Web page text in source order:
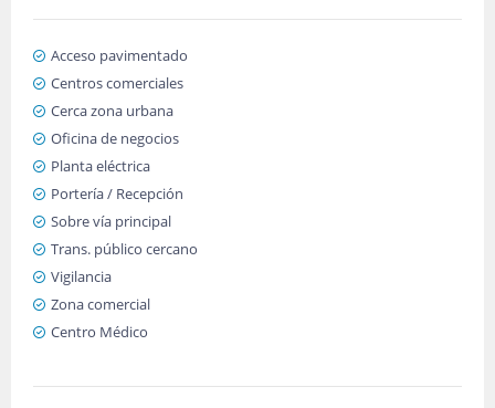
Acceso pavimentado
Centros comerciales
Cerca zona urbana
Oficina de negocios
Planta eléctrica
Portería / Recepción
Sobre vía principal
Trans. público cercano
Vigilancia
Zona comercial
Centro Médico